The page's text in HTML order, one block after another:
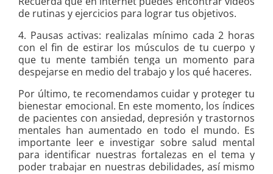
de rutinas y ejercicios para lograr tus objetivos.
4. Pausas activas: realizalas mínimo cada 2 horas
con el fin de estirar los músculos de tu cuerpo y
que tu mente también tenga un momento para
despejarse en medio del trabajo y los qué haceres.
Por último, te recomendamos cuidar y proteger tu
bienestar emocional. En este momento, los índices
de pacientes con ansiedad, depresión y trastornos
mentales han aumentado en todo el mundo. Es
importante leer e investigar sobre salud mental
para identificar nuestras fortalezas en el tema y
poder trabajar en nuestras debilidades, así mismo